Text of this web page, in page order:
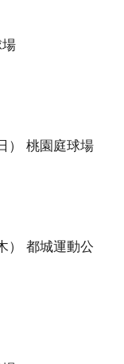
） 桃園庭球場
） 都城運動公